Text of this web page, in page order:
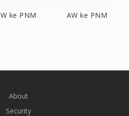
ke PNM AW ke PNM
About
Security